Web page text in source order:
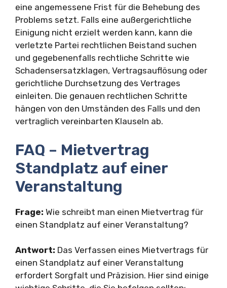
eine angemessene Frist für die Behebung des
Problems setzt. Falls eine außergerichtliche
Einigung nicht erzielt werden kann, kann die
verletzte Partei rechtlichen Beistand suchen
und gegebenenfalls rechtliche Schritte wie
Schadensersatzklagen, Vertragsauflösung oder
gerichtliche Durchsetzung des Vertrages
einleiten. Die genauen rechtlichen Schritte
hängen von den Umständen des Falls und den
vertraglich vereinbarten Klauseln ab.
FAQ – Mietvertrag
Standplatz auf einer
Veranstaltung
Frage: Wie schreibt man einen Mietvertrag für
einen Standplatz auf einer Veranstaltung?
Antwort: Das Verfassen eines Mietvertrags für
einen Standplatz auf einer Veranstaltung
erfordert Sorgfalt und Präzision. Hier sind einige